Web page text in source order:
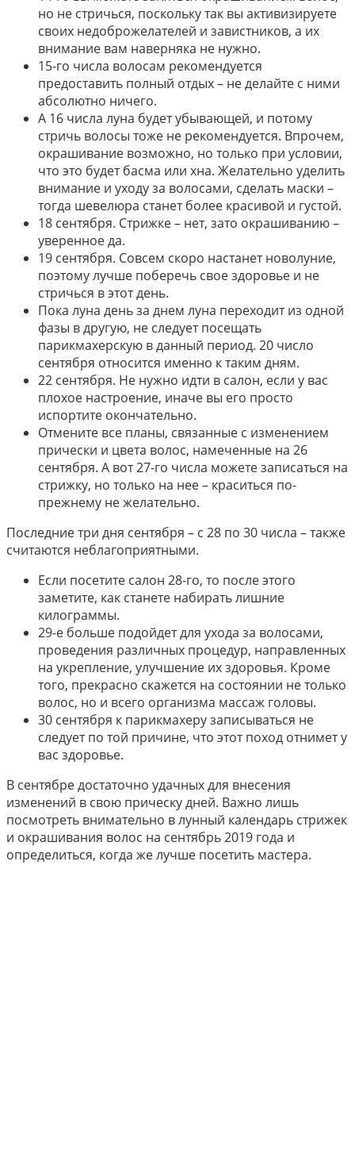
но не стричься, поскольку так вы активизируете
своих недоброжелателей и завистников, а их
внимание вам наверняка не нужно.
15-го числа волосам рекомендуется
предоставить полный отдых – не делайте с ними
абсолютно ничего.
А 16 числа луна будет убывающей, и потому
стричь волосы тоже не рекомендуется. Впрочем,
окрашивание возможно, но только при условии,
что это будет басма или хна. Желательно уделить
внимание и уходу за волосами, сделать маски –
тогда шевелюра станет более красивой и густой.
18 сентября. Стрижке – нет, зато окрашиванию –
уверенное да.
19 сентября. Совсем скоро настанет новолуние,
поэтому лучше поберечь свое здоровье и не
стричься в этот день.
Пока луна день за днем луна переходит из одной
фазы в другую, не следует посещать
парикмахерскую в данный период. 20 число
сентября относится именно к таким дням.
22 сентября. Не нужно идти в салон, если у вас
плохое настроение, иначе вы его просто
испортите окончательно.
Отмените все планы, связанные с изменением
прически и цвета волос, намеченные на 26
сентября. А вот 27-го числа можете записаться на
стрижку, но только на нее – краситься по-
прежнему не желательно.
Последние три дня сентября – с 28 по 30 числа – также
считаются неблагоприятными.
Если посетите салон 28-го, то после этого
заметите, как станете набирать лишние
килограммы.
29-е больше подойдет для ухода за волосами,
проведения различных процедур, направленных
на укрепление, улучшение их здоровья. Кроме
того, прекрасно скажется на состоянии не только
волос, но и всего организма массаж головы.
30 сентября к парикмахеру записываться не
следует по той причине, что этот поход отнимет у
вас здоровье.
В сентябре достаточно удачных для внесения
изменений в свою прическу дней. Важно лишь
посмотреть внимательно в лунный календарь стрижек
и окрашивания волос на сентябрь 2019 года и
определиться, когда же лучше посетить мастера.